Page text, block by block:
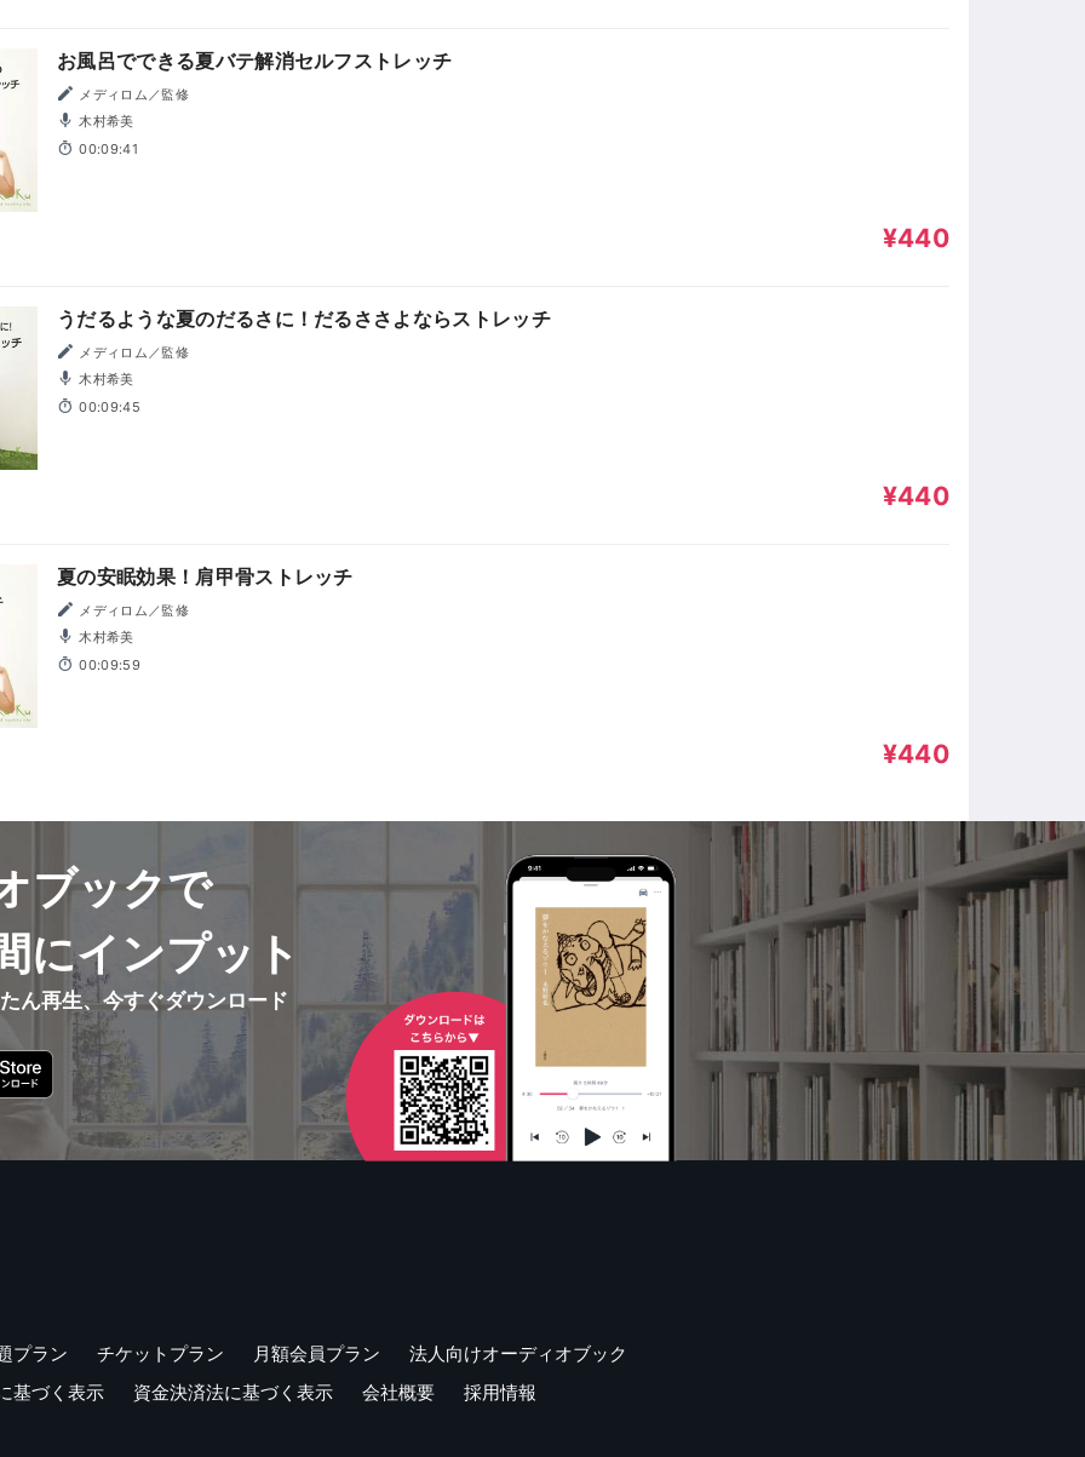
お風呂でできる夏バテ解消セルフストレッチ
メディロム／監修
木村希美
00:09:41
¥440
うだるような夏のだるさに！だるささよならストレッチ
メディロム／監修
木村希美
00:09:45
¥440
夏の安眠効果！肩甲骨ストレッチ
メディロム／監修
木村希美
00:09:59
¥440
ブックで
にインプット
ん再生、今すぐダウンロード
プラン チケットプラン 月額会員プラン
法人向けオーディオブック
基づく表示
資金決済法に基づく表示 会社概要 採用情報